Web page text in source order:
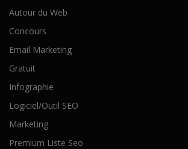
Autour du Web
Concours
Email Marketing
Gratuit
Infographie
Logiciel/Outil SEO
Marketing
Premium Liste Seo